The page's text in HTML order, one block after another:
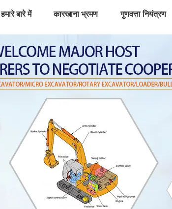
हमारे बारे में कारखाना भ्रमण गुणवत्ता नियंत्रण